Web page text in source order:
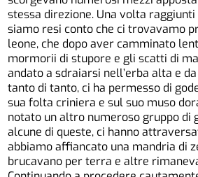
stessa direzione. Una volta
siamo resi conto che ci trovavamo
leone, che dopo aver camminato
mormorii di stupore e gli scatti di
andato a sdraiarsi nell’erba alta e
tanto di tanto, ci ha permesso di
sua folta criniera e sul suo muso
notato un altro numeroso gruppo di
alcune di queste, ci hanno
abbiamo affiancato una mandria di
brucavano per terra e altre